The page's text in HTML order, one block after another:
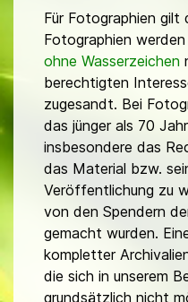
Für Fotographien gilt
Fotographien
ohne Wasserzeichen
berechtigten
zugesandt. Bei
das jünger als 70
insbesondere das
das Material bzw.
Veröffentlichung zu
von den Spendern
gemacht wurden.
kompletter
die sich in unserem
grundsätzlich nicht